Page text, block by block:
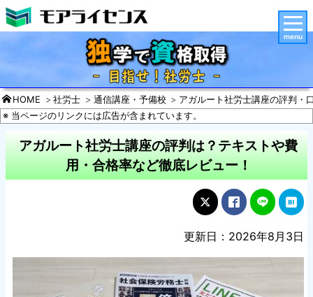
HOME 社労士 通信講座・予備校
アガルート社労士講座の評判・
※ 当ページのリンクには広告が含まれています。
アガルート社労士講座の評判は？テキストや費
用・合格率など徹底レビュー！
更新日：2026年8月3日
menu